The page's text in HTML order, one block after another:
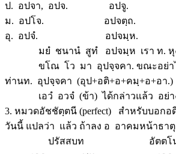
ป. อปจา, อปจ. อปจู.
ม. อปโจ. อปจตฺถ.
อุ. อปจํ. อปจมฺห.
มยํ ชนานํ สูทํ อปจมฺห เรา ท. หุ
ขโณ โว มา อุปจฺจคา. ขณะอย่าไ
ท่านท. อุปจฺจคา (อุป+อติ+อ+คมฺ+อ+อา.)
เอวํ อวจํ (ข้า) ได้กล่าวแล้ว อย่า
3. หมวดอัชชัตฺตนี (perfect) สำหรับบอกอ
วันนี้ แปลว่า แล้ว ถ้าลง อ อาคมหน้าธาตุ
ปรัสสบท อัตตโ